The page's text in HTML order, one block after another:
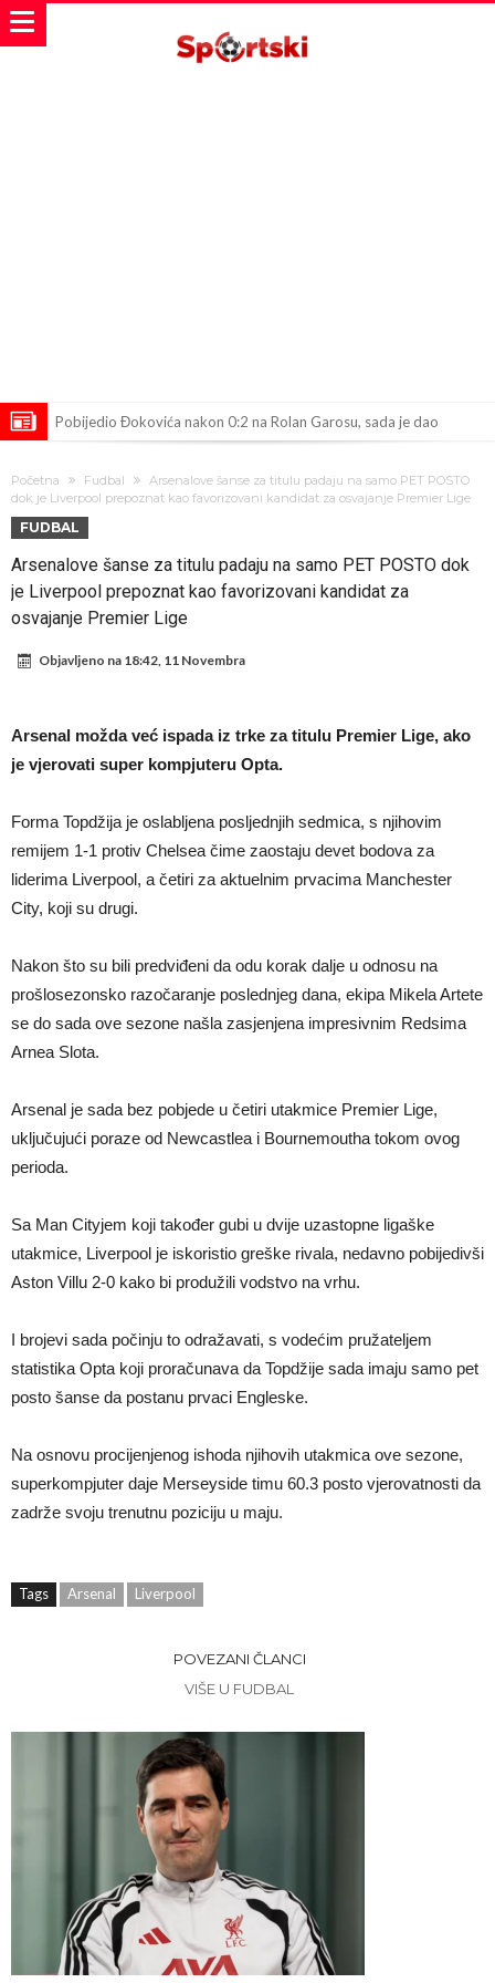
Pobijedio Đokovića nakon 0:2 na Rolan Garosu, sada je dao
daleko”
Koliko traži PSG i koji je Liverpulov “plafon” za Bredlija Barkolu?
Prva ponuda za Rafaela Leaa – odbijena!
Zašto je nepoznati italijanski petoligaš dobio nevjerovatan stadion
od 62 miliona eura?
Veliki udarac za Barcelonu: Junak finala Svjetskog prvenstva želi otići
tjera suze
GROM USMRTIO FUDBALERA: Velika tragedija! Povrijeđeno još 12
Početna Fudbal
Arsenalove šanse za titulu padaju na samo PET POSTO
dok je Liverpool prepoznat kao favorizovani kandidat za osvajanje Premier Lige
FUDBAL
Arsenalove šanse za titulu padaju na samo PET POSTO dok
je Liverpool prepoznat kao favorizovani kandidat za
osvajanje Premier Lige
Objavljeno na 18:42, 11 Novembra
Arsenal možda već ispada iz trke za titulu Premier Lige, ako
je vjerovati super kompjuteru Opta.
Forma Topdžija je oslabljena posljednjih sedmica, s njihovim
remijem 1-1 protiv Chelsea čime zaostaju devet bodova za
liderima Liverpool, a četiri za aktuelnim prvacima Manchester
City, koji su drugi.
Nakon što su bili predviđeni da odu korak dalje u odnosu na
prošlosezonsko razočaranje poslednjeg dana, ekipa Mikela Artete
se do sada ove sezone našla zasjenjena impresivnim Redsima
Arnea Slota.
Arsenal je sada bez pobjede u četiri utakmice Premier Lige,
uključujući poraze od Newcastlea i Bournemoutha tokom ovog
perioda.
Sa Man Cityjem koji također gubi u dvije uzastopne ligaške
utakmice, Liverpool je iskoristio greške rivala, nedavno pobijedivši
Aston Villu 2-0 kako bi produžili vodstvo na vrhu.
I brojevi sada počinju to odražavati, s vodećim pružateljem
statistika Opta koji proračunava da Topdžije sada imaju samo pet
posto šanse da postanu prvaci Engleske.
Na osnovu procijenjenog ishoda njihovih utakmica ove sezone,
superkompjuter daje Merseyside timu 60.3 posto vjerovatnosti da
zadrže svoju trenutnu poziciju u maju.
Tags Arsenal Liverpool
POVEZANI ČLANCI
VIŠE U FUDBAL